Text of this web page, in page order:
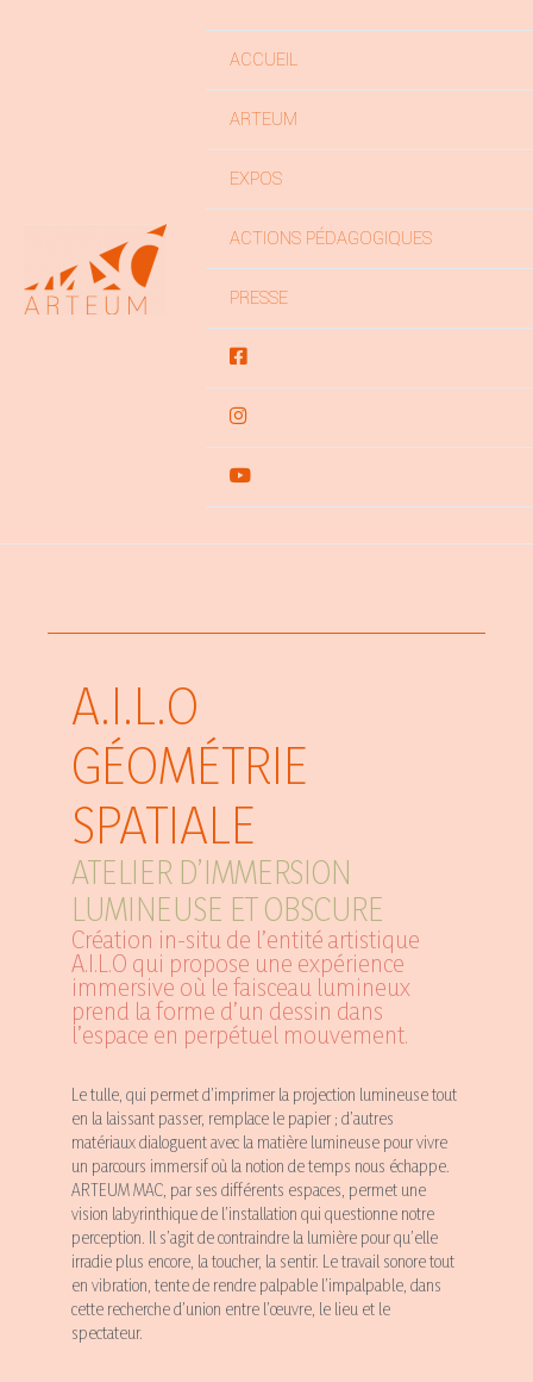
ACCUEIL
ARTEUM
EXPOS
ACTIONS PÉDAGOGIQUES
PRESSE
A.I.L.O
GÉOMÉTRIE
SPATIALE
ATELIER D’IMMERSION
LUMINEUSE ET OBSCURE
Création in-situ de l’entité artistique
A.I.L.O qui propose une expérience
immersive où le faisceau lumineux
prend la forme d’un dessin dans
l’espace en perpétuel mouvement.
Le tulle, qui permet d’imprimer la projection lumineuse tout
en la laissant passer, remplace le papier ; d’autres
matériaux dialoguent avec la matière lumineuse pour vivre
un parcours immersif où la notion de temps nous échappe.
ARTEUM MAC, par ses différents espaces, permet une
vision labyrinthique de l’installation qui questionne notre
perception. Il s’agit de contraindre la lumière pour qu’elle
irradie plus encore, la toucher, la sentir. Le travail sonore tout
en vibration, tente de rendre palpable l’impalpable, dans
cette recherche d’union entre l’œuvre, le lieu et le
spectateur.